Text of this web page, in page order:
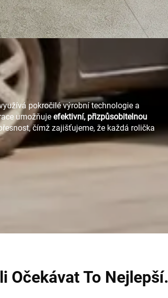
pokročilé výrobní technologie a
umožňuje efektivní, přizpůsobitelnou
čímž zajišťujeme, že každá rolička
Očekávat To Nejlepší.